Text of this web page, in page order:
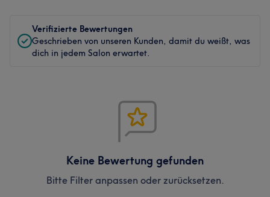
Verifizierte Bewertungen
Geschrieben von unseren Kunden, damit du weißt, was
dich in jedem Salon erwartet.
Keine Bewertung gefunden
Bitte Filter anpassen oder zurücksetzen.